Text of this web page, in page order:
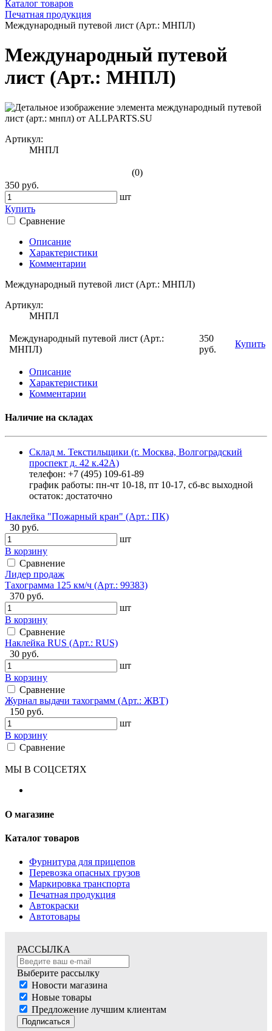
Каталог товаров
Печатная продукция
Международный путевой лист (Арт.: МНПЛ)
Международный путевой
лист (Арт.: МНПЛ)
Артикул:
МНПЛ
(0)
350 руб.
шт
Купить
Сравнение
Описание
Характеристики
Комментарии
Международный путевой лист (Арт.: МНПЛ)
Артикул:
МНПЛ
Международный путевой лист (Арт.:
МНПЛ)
350
руб.
Купить
Описание
Характеристики
Комментарии
Наличие на складах
Склад м. Текстильщики (г. Москва, Волгоградский
проспект д. 42 к.42А)
телефон: +7 (495) 109-61-89
график работы: пн-чт 10-18, пт 10-17, сб-вс выходной
остаток: достаточно
Наклейка "Пожарный кран" (Арт.: ПК)
30 руб.
шт
В корзину
Сравнение
Лидер продаж
Тахограмма 125 км/ч (Арт.: 99383)
370 руб.
шт
В корзину
Сравнение
Наклейка RUS (Арт.: RUS)
30 руб.
шт
В корзину
Сравнение
Журнал выдачи тахограмм (Арт.: ЖВТ)
150 руб.
шт
В корзину
Сравнение
МЫ В СОЦСЕТЯХ
О магазине
Каталог товаров
Фурнитура для прицепов
Перевозка опасных грузов
Маркировка транспорта
Печатная продукция
Автокраски
Автотовары
РАССЫЛКА
Выберите рассылку
Новости магазина
Новые товары
Предложение лучшим клиентам
Подписаться